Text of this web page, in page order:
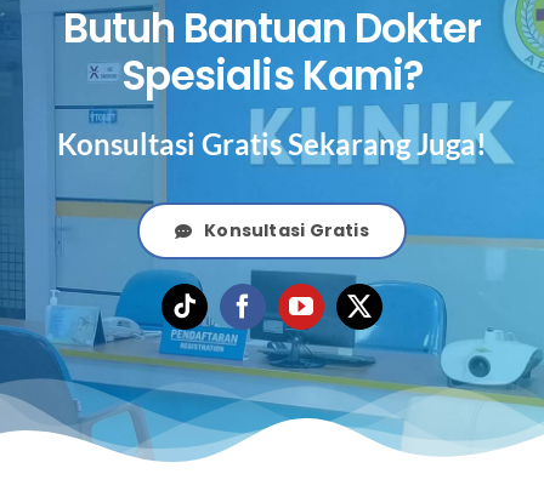
Butuh Bantuan Dokter
Spesialis Kami?
Konsultasi Gratis Sekarang Juga!
Konsultasi Gratis